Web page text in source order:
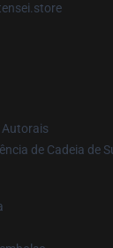
Autorais
de Cadeia de